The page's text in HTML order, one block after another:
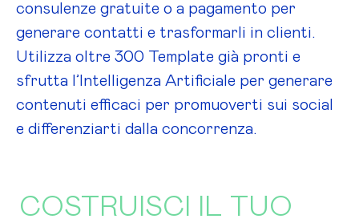
consulenze gratuite o a pagamento per
generare contatti e trasformarli in clienti.
Utilizza oltre 300 Template già pronti e
sfrutta l’Intelligenza Artificiale per generare
contenuti efficaci per promuoverti sui social
e differenziarti dalla concorrenza.
COSTRUISCI IL TUO